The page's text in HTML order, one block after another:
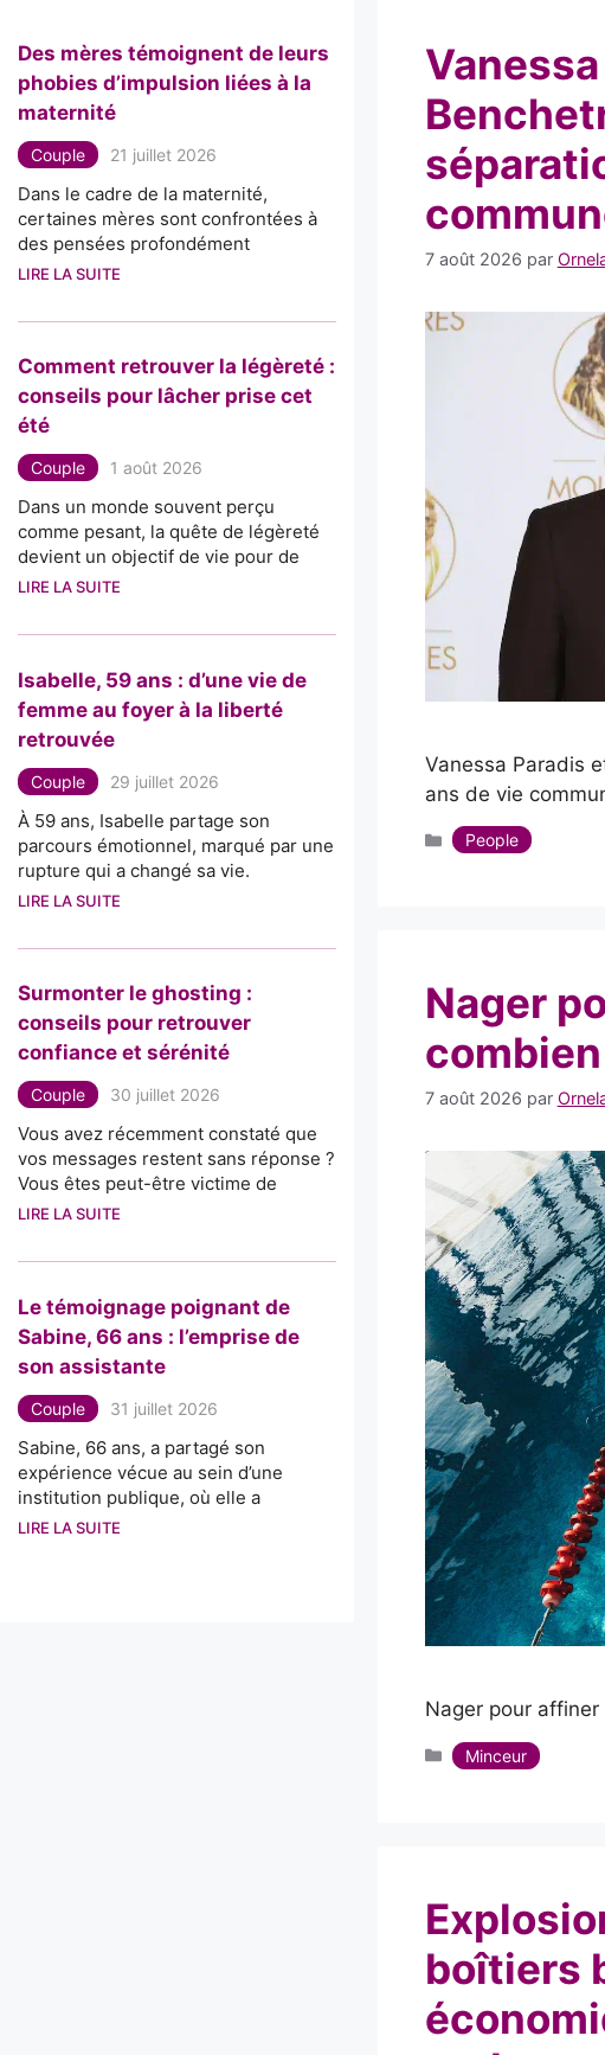
7 août 2026 par
Vanessa Paradis
ans de vie
Catégories
People
Nager
7 août 2026 par
Nager pour
Catégories
Minceur
boîtiers
Des mères témoignent de leurs
phobies d’impulsion liées à la
maternité
Couple 21 juillet 2026
Dans le cadre de la maternité,
certaines mères sont confrontées à
des pensées profondément
LIRE LA SUITE
Comment retrouver la légèreté :
conseils pour lâcher prise cet
été
Couple 1 août 2026
Dans un monde souvent perçu
comme pesant, la quête de légèreté
devient un objectif de vie pour de
LIRE LA SUITE
Isabelle, 59 ans : d’une vie de
femme au foyer à la liberté
retrouvée
Couple 29 juillet 2026
À 59 ans, Isabelle partage son
parcours émotionnel, marqué par une
rupture qui a changé sa vie.
LIRE LA SUITE
Surmonter le ghosting :
conseils pour retrouver
confiance et sérénité
Couple 30 juillet 2026
Vous avez récemment constaté que
vos messages restent sans réponse ?
Vous êtes peut-être victime de
LIRE LA SUITE
Le témoignage poignant de
Sabine, 66 ans : l’emprise de
son assistante
Couple 31 juillet 2026
Sabine, 66 ans, a partagé son
expérience vécue au sein d’une
institution publique, où elle a
LIRE LA SUITE